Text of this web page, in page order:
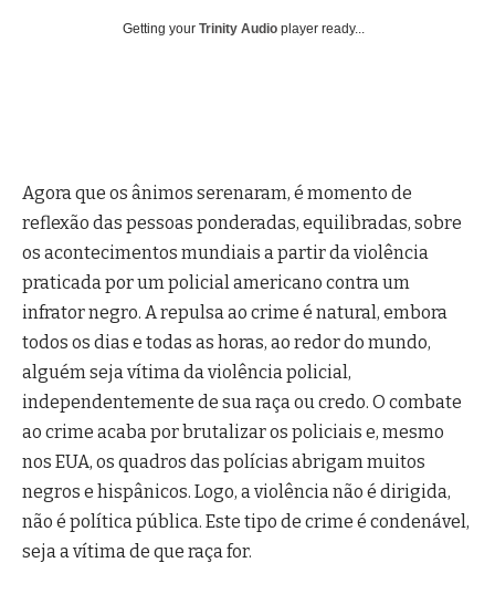
Getting your Trinity Audio player ready...
Agora que os ânimos serenaram, é momento de
reflexão das pessoas ponderadas, equilibradas, sobre
os acontecimentos mundiais a partir da violência
praticada por um policial americano contra um
infrator negro. A repulsa ao crime é natural, embora
todos os dias e todas as horas, ao redor do mundo,
alguém seja vítima da violência policial,
independentemente de sua raça ou credo. O combate
ao crime acaba por brutalizar os policiais e, mesmo
nos EUA, os quadros das polícias abrigam muitos
negros e hispânicos. Logo, a violência não é dirigida,
não é política pública. Este tipo de crime é condenável,
seja a vítima de que raça for.